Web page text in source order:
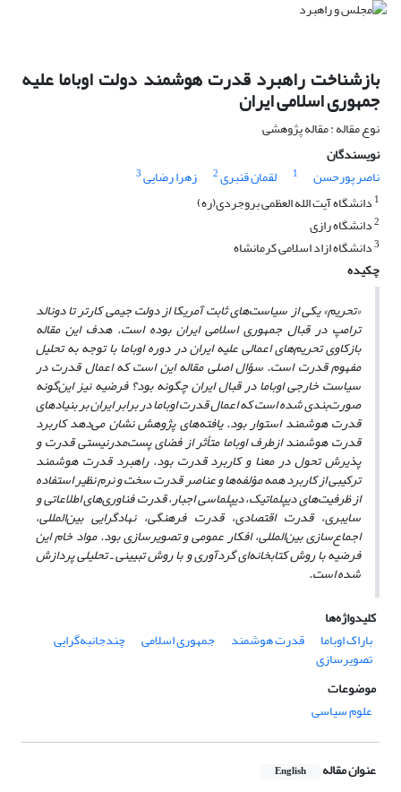
بازشناخت راهبرد قدرت هوشمند دولت اوباما علیه
جمهوری اسلامی ایران
نوع مقاله : مقاله پژوهشی
نویسندگان
ناصر پورحسن
1 لقمان قنبری2 زهرا رضایی3
1 دانشگاه آیت الله العظمی بروجردی(ره)
2دانشگاه رازی
3دانشگاه ازاد اسلامی کرمانشاه
چکیده
«تحریم» یکی از سیاست‌های ثابت آمریکا از دولت جیمی کارتر تا دونالد
ترامپ در قبال جمهوری اسلامی ایران بوده است. هدف این مقاله
بازکاوی تحریم‌های اعمالی علیه ایران در دوره اوباما با توجه به تحلیل
مفهوم قدرت است. سؤال اصلی مقاله این است که اعمال قدرت در
سیاست خارجی اوباما در قبال ایران چگونه بود؟ فرضیه نیز این‌گونه
صورت‌بندی شده است که اعمال قدرت اوباما در برابر ایران بر بنیادهای
قدرت هوشمند استوار بود. یافته‌های پژوهش نشان می‌دهد کاربرد
قدرت هوشمند ازطرف اوباما متأثر از فضای پست‌مدرنیستی قدرت و
پذیرش تحول در معنا و کاربرد قدرت بود. راهبرد قدرت هوشمند
ترکیبی از کاربرد همه مؤلفه‌ها و عناصر قدرت سخت و نرم نظیر استفاده
از ظرفیت‌های دیپلماتیک، دیپلماسی اجبار، قدرت فناوری‌های اطلاعاتی و
سایبری، قدرت اقتصادی، قدرت فرهنگی، نهادگرایی بین‌المللی،
اجماع‌سازی بین‌المللی، افکار عمومی و تصویرسازی بود. مواد خام این
فرضیه با روش کتابخانه‌ای گردآوری و با روش تبیینی ـ تحلیلی پردازش
شده است.
کلیدواژه‌ها
باراک اوباما
قدرت هوشمند جمهوری اسلامی چندجانبه‌گرایی
تصویرسازی
موضوعات
علوم سیاسی
عنوان مقاله English